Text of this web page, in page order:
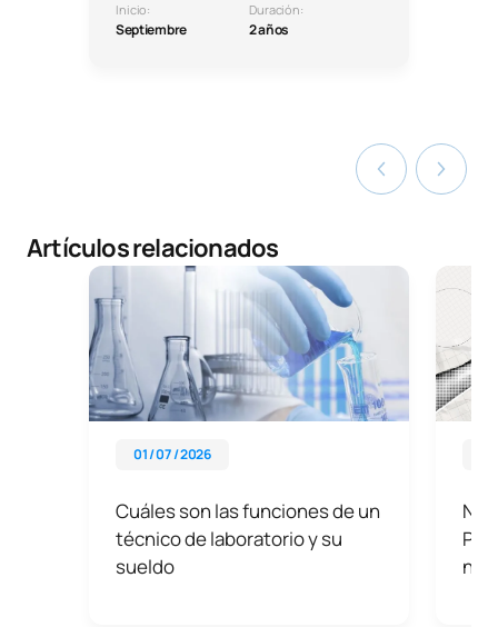
Inicio:
Septiembre
Duración:
2 años
Artículos relacionados
01 / 07 / 2026
Cuáles son las funciones de un
técnico de laboratorio y su
sueldo